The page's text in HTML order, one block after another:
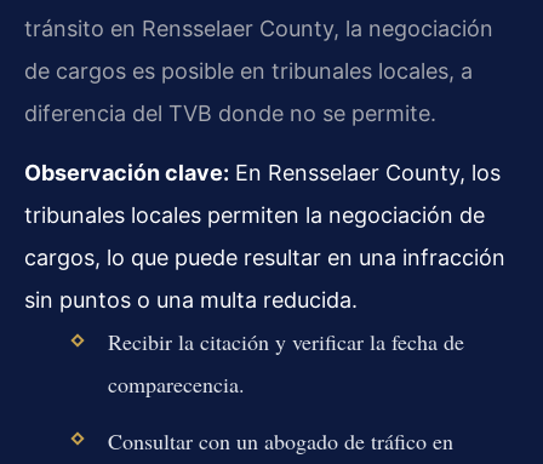
tránsito en Rensselaer County, la negociación
de cargos es posible en tribunales locales, a
diferencia del TVB donde no se permite.
Observación clave: En Rensselaer County, los
tribunales locales permiten la negociación de
cargos, lo que puede resultar en una infracción
sin puntos o una multa reducida.
Recibir la citación y verificar la fecha de
comparecencia.
Consultar con un abogado de tráfico en